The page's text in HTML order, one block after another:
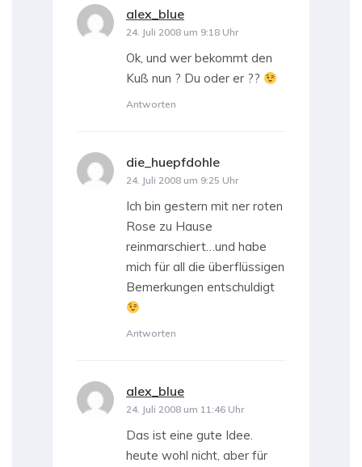
alex_blue
24. Juli 2008 um 9:18 Uhr
Ok, und wer bekommt den
Kuß nun ? Du oder er ??
Antworten
die_huepfdohle
24. Juli 2008 um 9:25 Uhr
Ich bin gestern mit ner roten
Rose zu Hause
reinmarschiert…und habe
mich für all die überflüssigen
Bemerkungen entschuldigt
Antworten
alex_blue
24. Juli 2008 um 11:46 Uhr
Das ist eine gute Idee.
heute wohl nicht, aber für